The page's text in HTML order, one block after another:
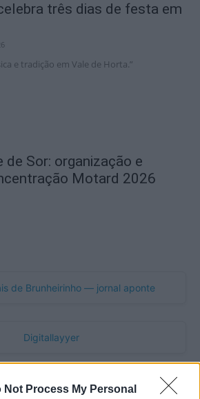
Not Process My Personal
três dias de festa em
e tradição em Vale de Horta.”
Sor: organização e
Motard 2026